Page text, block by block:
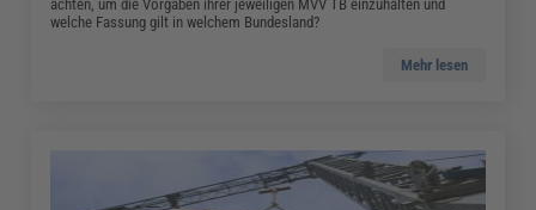
achten, um die Vorgaben ihrer jeweiligen MVV TB einzuhalten und
welche Fassung gilt in welchem Bundesland?
Mehr lesen